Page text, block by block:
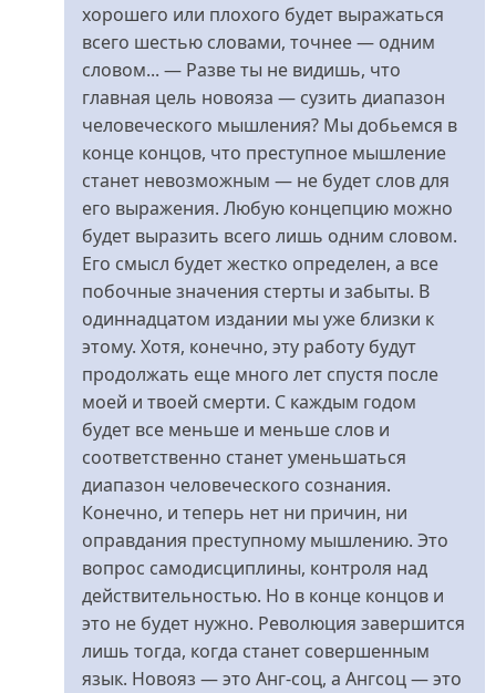
хорошего или плохого будет выражаться
всего шестью словами, точнее — одним
словом... — Разве ты не видишь, что
главная цель новояза — сузить диапазон
человеческого мышления? Мы добьемся в
конце концов, что преступное мышление
станет невозможным — не будет слов для
его выражения. Любую концепцию можно
будет выразить всего лишь одним словом.
Его смысл будет жестко определен, а все
побочные значения стерты и забыты. В
одиннадцатом издании мы уже близки к
этому. Хотя, конечно, эту работу будут
продолжать еще много лет спустя после
моей и твоей смерти. С каждым годом
будет все меньше и меньше слов и
соответственно станет уменьшаться
диапазон человеческого сознания.
Конечно, и теперь нет ни причин, ни
оправдания преступному мышлению. Это
вопрос самодисциплины, контроля над
действительностью. Но в конце концов и
это не будет нужно. Революция завершится
лишь тогда, когда станет совершенным
язык. Новояз — это Анг-соц, а Ангсоц — это